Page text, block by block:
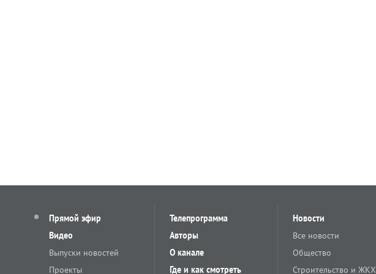
Прямой эфир
Видео
Выпуски новостей
Проекты
Телепрограмма
Авторы
О канале
Где и как смотреть
Новости
Все новости
Общество
Строительство и ЖКХ